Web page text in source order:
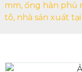
mm, ống hàn phủ
tô, nhà sản xuất